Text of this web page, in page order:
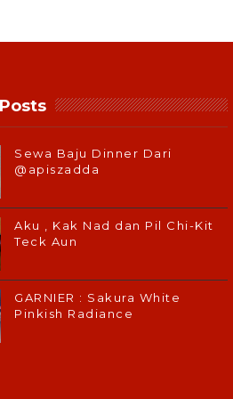
Sewa Baju Dinner Dari
@apiszadda
Aku , Kak Nad dan Pil Chi-Kit
Teck Aun
GARNIER : Sakura White
Pinkish Radiance